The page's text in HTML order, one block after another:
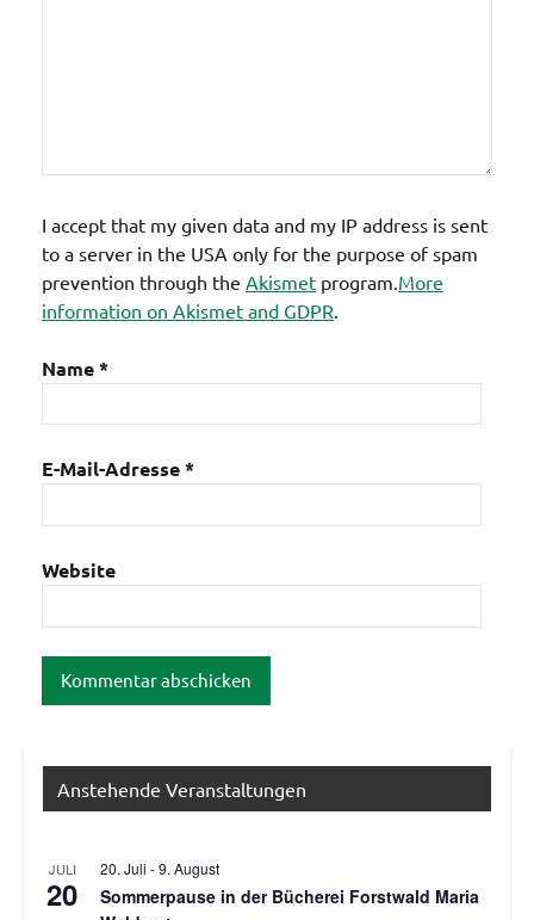
I accept that my given data and my IP address is sent
to a server in the USA only for the purpose of spam
prevention through the Akismet program. More
information on Akismet and GDPR
Name*
E-Mail-Adresse*
Website
Anstehende Veranstaltungen
JULI
20
20. Juli -9. August
Sommerpause in der Bücherei Forstwald Maria